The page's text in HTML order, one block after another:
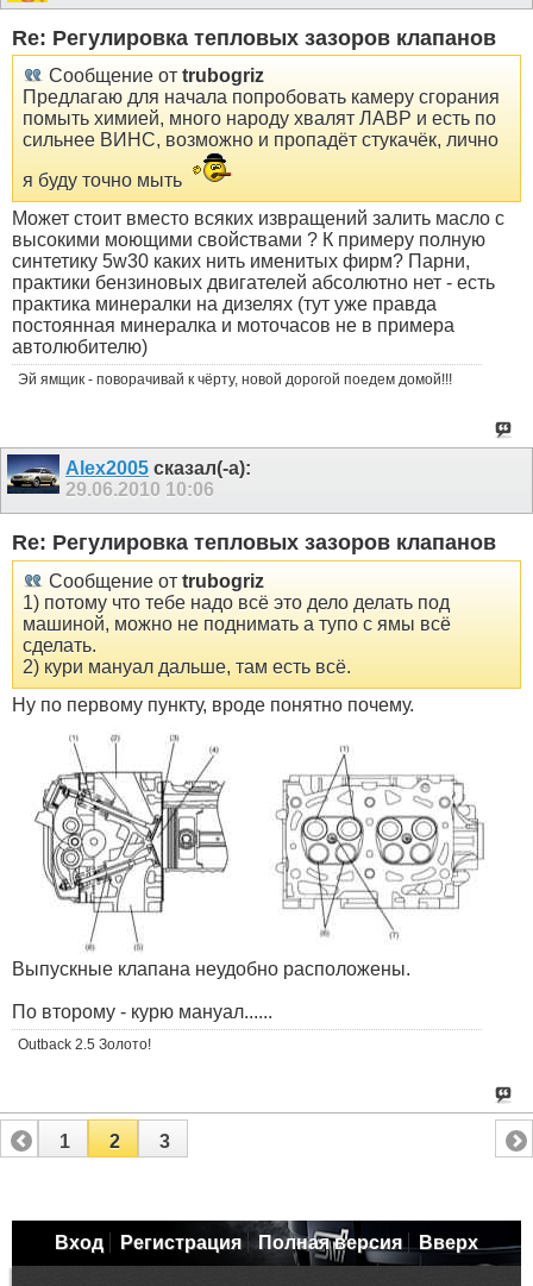
Re: Регулировка тепловых зазоров клапанов
Сообщение от trubogriz
Предлагаю для начала попробовать камеру сгорания
помыть химией, много народу хвалят ЛАВР и есть по
сильнее ВИНС, возможно и пропадёт стукачёк, лично
я буду точно мыть
Может стоит вместо всяких извращений залить масло с
высокими моющими свойствами ? К примеру полную
синтетику 5w30 каких нить именитых фирм? Парни,
практики бензиновых двигателей абсолютно нет - есть
практика минералки на дизелях (тут уже правда
постоянная минералка и моточасов не в примера
автолюбителю)
Эй ямщик - поворачивай к чёрту, новой дорогой поедем домой!!!
Alex2005 сказал(-а):
29.06.2010 10:06
Re: Регулировка тепловых зазоров клапанов
Сообщение от trubogriz
1) потому что тебе надо всё это дело делать под
машиной, можно не поднимать а тупо с ямы всё
сделать.
2) кури мануал дальше, там есть всё.
Ну по первому пункту, вроде понятно почему.
Выпускные клапана неудобно расположены.
По второму - курю мануал......
Outback 2.5 Золото!
1 2 3
Вход Регистрация Полная версия Вверх